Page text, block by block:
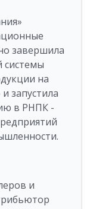
завершила
системы
на
запустила
в РНПК -
и